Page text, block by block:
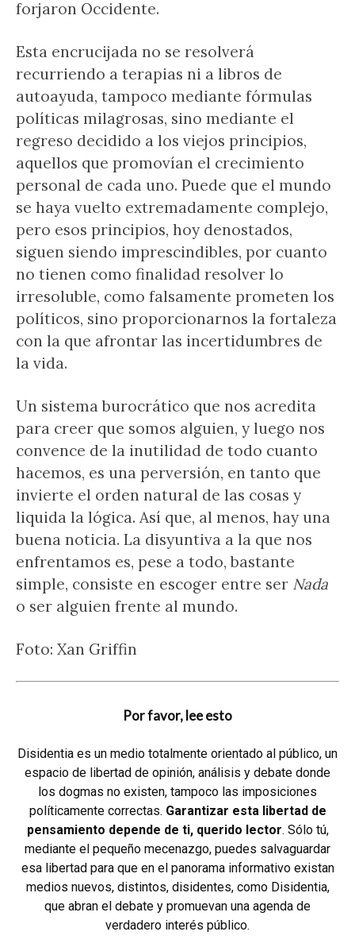
forjaron Occidente.
Esta encrucijada no se resolverá
recurriendo a terapias ni a libros de
autoayuda, tampoco mediante fórmulas
políticas milagrosas, sino mediante el
regreso decidido a los viejos principios,
aquellos que promovían el crecimiento
personal de cada uno. Puede que el mundo
se haya vuelto extremadamente complejo,
pero esos principios, hoy denostados,
siguen siendo imprescindibles, por cuanto
no tienen como finalidad resolver lo
irresoluble, como falsamente prometen los
políticos, sino proporcionarnos la fortaleza
con la que afrontar las incertidumbres de
la vida.
Un sistema burocrático que nos acredita
para creer que somos alguien, y luego nos
convence de la inutilidad de todo cuanto
hacemos, es una perversión, en tanto que
invierte el orden natural de las cosas y
liquida la lógica. Así que, al menos, hay una
buena noticia. La disyuntiva a la que nos
enfrentamos es, pese a todo, bastante
simple, consiste en escoger entre ser Nada
o ser alguien frente al mundo.
Foto: Xan Griffin
Por favor, lee esto
Disidentia es un medio totalmente orientado al público, un
espacio de libertad de opinión, análisis y debate donde
los dogmas no existen, tampoco las imposiciones
políticamente correctas. Garantizar esta libertad de
pensamiento depende de ti, querido lector. Sólo tú,
mediante el pequeño mecenazgo, puedes salvaguardar
esa libertad para que en el panorama informativo existan
medios nuevos, distintos, disidentes, como Disidentia,
que abran el debate y promuevan una agenda de
verdadero interés público.